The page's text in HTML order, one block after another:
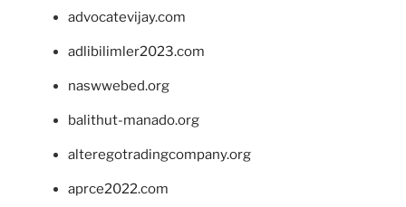
advocatevijay.com
adlibilimler2023.com
naswwebed.org
balithut-manado.org
alteregotradingcompany.org
aprce2022.com